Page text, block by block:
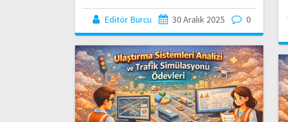
Editör Burcu 30 Aralık 2025 0